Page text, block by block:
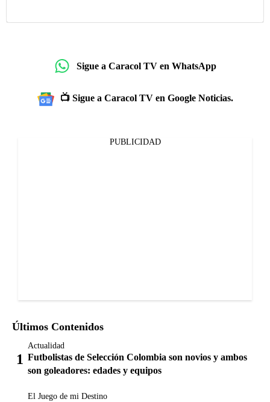
Sigue a Caracol TV en WhatsApp
📺 Sigue a Caracol TV en Google Noticias.
PUBLICIDAD
Últimos Contenidos
Actualidad
Futbolistas de Selección Colombia son novios y ambos
son goleadores: edades y equipos
El Juego de mi Destino